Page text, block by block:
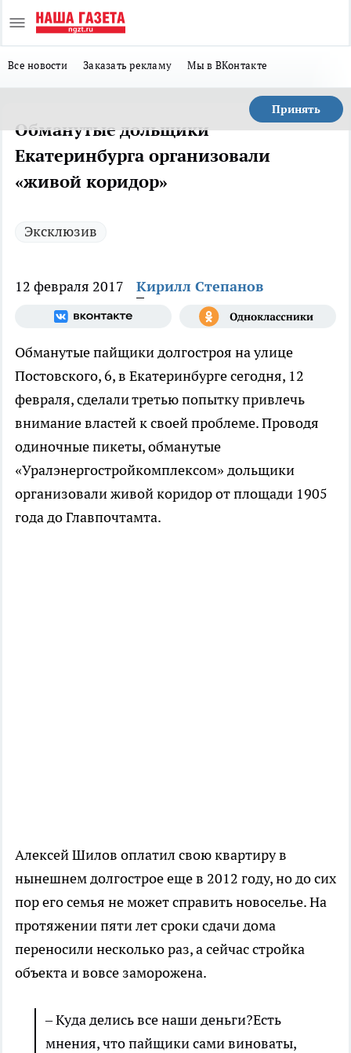
Все новости Заказать рекламу Мы в ВКонтакте
Принять
Обманутые дольщики
Екатеринбурга организовали
«живой коридор»
Эксклюзив
12 февраля 2017 Кирилл Степанов
Обманутые пайщики долгостроя на улице
Постовского, 6, в Екатеринбурге сегодня, 12
февраля, сделали третью попытку привлечь
внимание властей к своей проблеме. Проводя
одиночные пикеты, обманутые
«Уралэнергостройкомплексом» дольщики
организовали живой коридор от площади 1905
года до Главпочтамта.
Алексей Шилов оплатил свою квартиру в
нынешнем долгострое еще в 2012 году, но до сих
пор его семья не может справить новоселье. На
протяжении пяти лет сроки сдачи дома
переносили несколько раз, а сейчас стройка
объекта и вовсе заморожена.
– Куда делись все наши деньги?Есть
мнения, что пайщики сами виноваты,